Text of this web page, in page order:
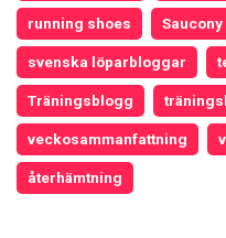
running shoes Saucony
svenska löparbloggar
Träningsblogg
veckosammanfattning
återhämtning